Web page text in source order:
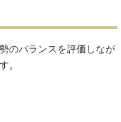
のバランスを評価しなが
。